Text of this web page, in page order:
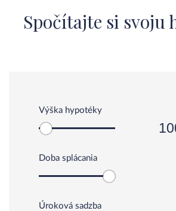
Spočítajte si svoju
Výška hypotéky
Doba splácania
Úroková sadzba